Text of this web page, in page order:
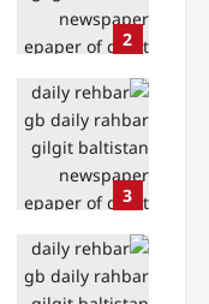
2
3